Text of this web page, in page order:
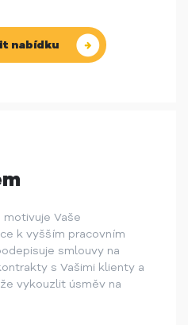
nabídku
motivuje Vaše
k vyšším pracovním
smlouvy na
s Vašimi klienty a
vykouzlit úsměv na